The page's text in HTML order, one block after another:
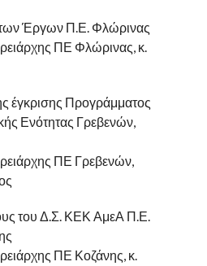
Έργων Π.Ε. Φλώρινας
ΠΕ Φλώρινας, κ.
έγκρισης Προγράμματος
Ενότητας Γρεβενών,
ΠΕ Γρεβενών,
του Δ.Σ. ΚΕΚ ΑμεΑ Π.Ε.
ΠΕ Κοζάνης, κ.